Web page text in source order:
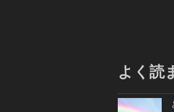
よく読